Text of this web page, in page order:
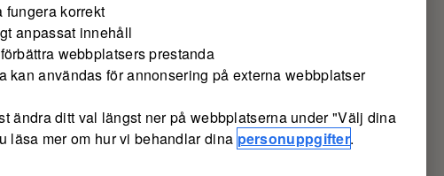
fungera korrekt
anpassat innehåll
webbplatsers prestanda
kan användas för annonsering på externa webbplatser
ändra ditt val längst ner på webbplatserna under "Välj dina
läsa mer om hur vi behandlar dina personuppgifter.